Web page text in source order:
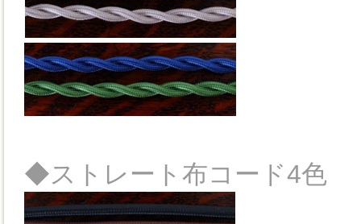
◆ストレート布コード4色